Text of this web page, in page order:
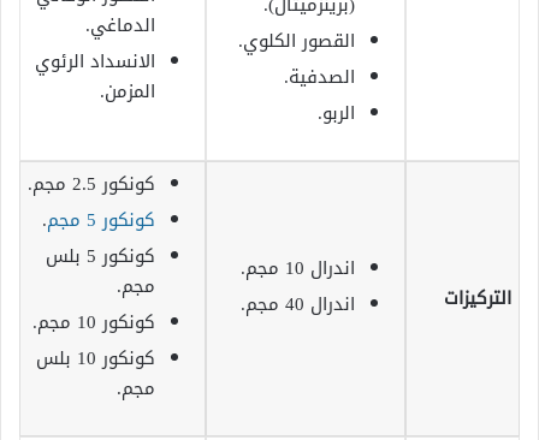
القصور الكلوي.
الصدفية.
الربو.
الدماغي.
الانسداد الرئوي
المزمن.
التركيزات
اندرال 10 مجم.
اندرال 40 مجم.
كونكور 2.5 مجم.
كونكور 5 مجم
.
كونكور 5 بلس
مجم.
كونكور 10 مجم.
كونكور 10 بلس
مجم.